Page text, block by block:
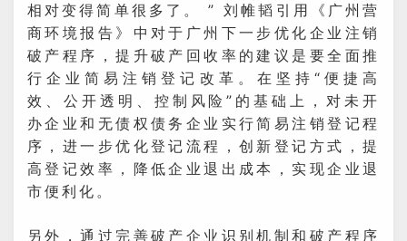
相对变得简单很多了。 ” 刘帷韬引用《广州营
商环境报告》中对于广州下一步优化企业注销
破产程序，提升破产回收率的建议是要全面推
行企业简易注销登记改革。在坚持“便捷高
效、公开透明、控制风险”的基础上，对未开
办企业和无债权债务企业实行简易注销登记程
序，进一步优化登记流程，创新登记方式，提
高登记效率，降低企业退出成本，实现企业退
市便利化。
另外，通过完善破产企业识别机制和破产程序